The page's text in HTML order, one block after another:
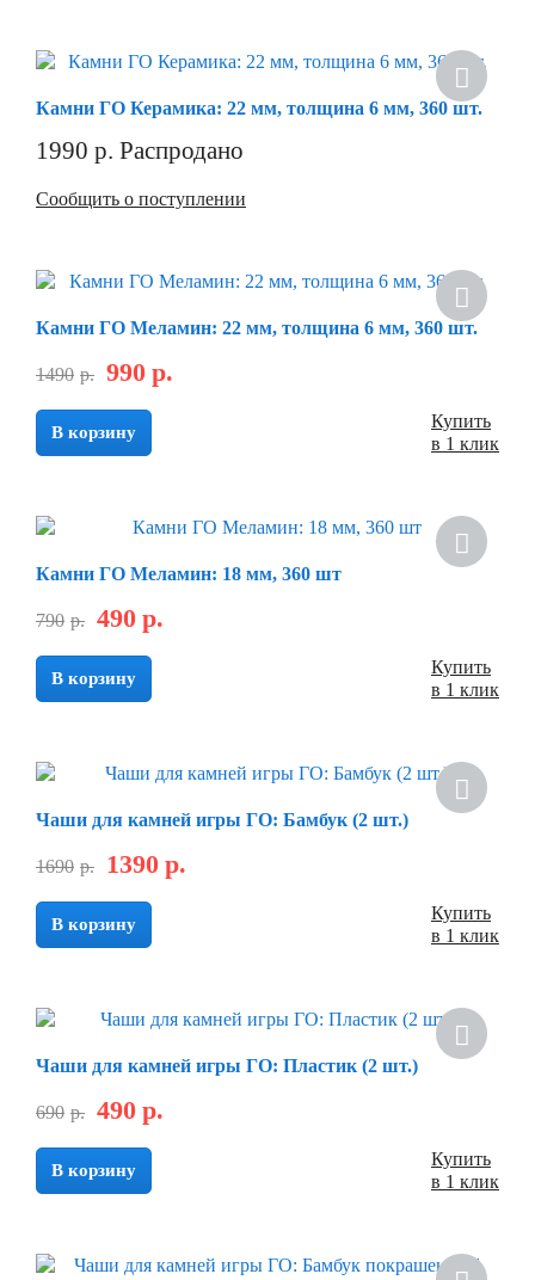
Камни ГО Керамика: 22 мм, толщина 6 мм, 360 шт.
1990 р. Распродано
Сообщить о поступлении
Камни ГО Меламин: 22 мм, толщина 6 мм, 360 шт.
1490 р. 990 р.
В корзину
Купить
в 1 клик
Камни ГО Меламин: 18 мм, 360 шт
790 р. 490 р.
В корзину
Купить
в 1 клик
Чаши для камней игры ГО: Бамбук (2 шт.)
1690 р. 1390 р.
В корзину
Купить
в 1 клик
Чаши для камней игры ГО: Пластик (2 шт.)
690 р. 490 р.
В корзину
Купить
в 1 клик